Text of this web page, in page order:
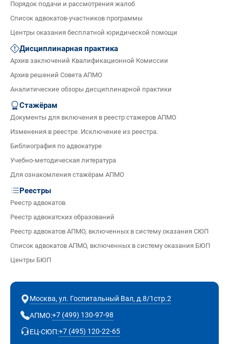
Порядок подачи и рассмотрения жалоб
Список адвокатов-участников программы
Центры оказания бесплатной юридической помощи
Дисциплинарная практика
Архив заключений Квалификационной Комиссии
Архив решений Совета АПМО
Аналитические обзоры дисциплинарной практики
Стажёрам
Документы для включения в реестр стажеров АПМО
Изменения в реестре. Исключение из реестра.
Библиография по адвокатуре
Учебно-методическая литература
Для ознакомления стажёрам АПМО
Реестры
Реестр адвокатов
Реестр адвокатских образований
Реестр адвокатов АПМО, включенных в систему оказания СЮП
Список адвокатов АПМО, включенных в систему оказания БЮП
Центры БЮП
Москва, ул. Госпитальный Вал, д.8/1стр.2
АПМО:+7 (499) 130-97-98
ЕЦ-СЮП:+7 (495) 120-22-65